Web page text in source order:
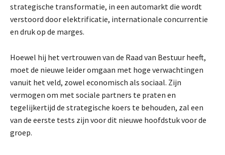
strategische transformatie, in een automarkt die wordt
verstoord door elektrificatie, internationale concurrentie
en druk op de marges.
Hoewel hij het vertrouwen van de Raad van Bestuur heeft,
moet de nieuwe leider omgaan met hoge verwachtingen
vanuit het veld, zowel economisch als sociaal. Zijn
vermogen om met sociale partners te praten en
tegelijkertijd de strategische koers te behouden, zal een
van de eerste tests zijn voor dit nieuwe hoofdstuk voor de
groep.